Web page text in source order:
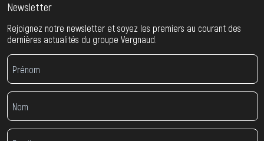
Newsletter
Rejoignez notre newsletter et soyez les premiers au courant des
dernières actualités du groupe Vergnaud.